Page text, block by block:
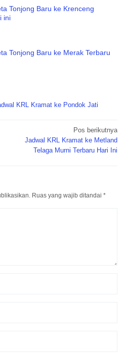
Tonjong Baru ke Krenceng
ini
Tonjong Baru ke Merak Terbaru
KRL Kramat ke Pondok Jati
Pos berikutnya
Jadwal KRL Kramat ke Metland
Telaga Murni Terbaru Hari Ini
Ruas yang wajib ditandai *